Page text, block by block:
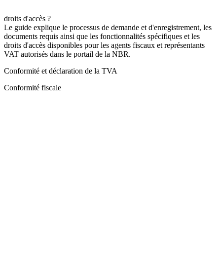
droits d'accès ?
Le guide explique le processus de demande et d'enregistrement, les
documents requis ainsi que les fonctionnalités spécifiques et les
droits d'accès disponibles pour les agents fiscaux et représentants
VAT autorisés dans le portail de la NBR.
Conformité et déclaration de la TVA
Conformité fiscale